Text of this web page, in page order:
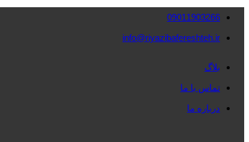
09011903266
info@riyazibafereshteh.ir
بلاگ
تماس با ما
درباره ما